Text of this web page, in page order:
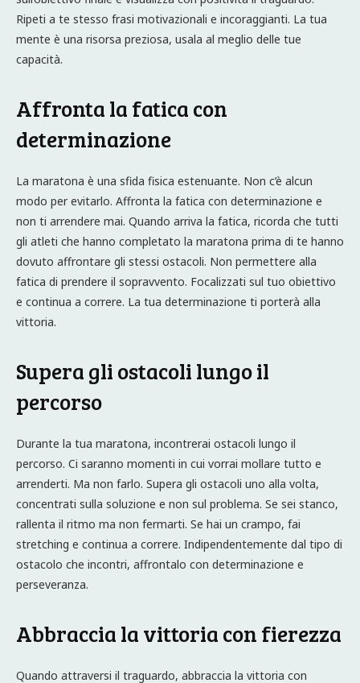
Ripeti a te stesso frasi motivazionali e incoraggianti. La tua
mente è una risorsa preziosa, usala al meglio delle tue
capacità.
Affronta la fatica con
determinazione
La maratona è una sfida fisica estenuante. Non c’è alcun
modo per evitarlo. Affronta la fatica con determinazione e
non ti arrendere mai. Quando arriva la fatica, ricorda che tutti
gli atleti che hanno completato la maratona prima di te hanno
dovuto affrontare gli stessi ostacoli. Non permettere alla
fatica di prendere il sopravvento. Focalizzati sul tuo obiettivo
e continua a correre. La tua determinazione ti porterà alla
vittoria.
Supera gli ostacoli lungo il
percorso
Durante la tua maratona, incontrerai ostacoli lungo il
percorso. Ci saranno momenti in cui vorrai mollare tutto e
arrenderti. Ma non farlo. Supera gli ostacoli uno alla volta,
concentrati sulla soluzione e non sul problema. Se sei stanco,
rallenta il ritmo ma non fermarti. Se hai un crampo, fai
stretching e continua a correre. Indipendentemente dal tipo di
ostacolo che incontri, affrontalo con determinazione e
perseveranza.
Abbraccia la vittoria con fierezza
Quando attraversi il traguardo, abbraccia la vittoria con